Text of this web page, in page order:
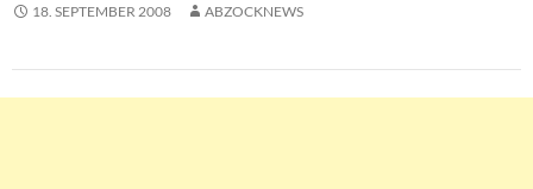
18. SEPTEMBER 2008 ABZOCKNEWS